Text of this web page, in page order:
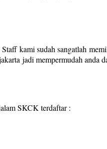
kami sudah sangatlah
jadi mempermudah
SKCK terdaftar :